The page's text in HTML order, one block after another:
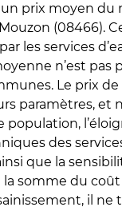
prix moyen du
(08466).
les services
n’est pas
Le prix
paramètres, et
population,
des
que la
somme du
il